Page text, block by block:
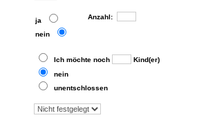
ja Anzahl:..
nein..
Ich möchte noch Kind(er)
nein
unentschlossen